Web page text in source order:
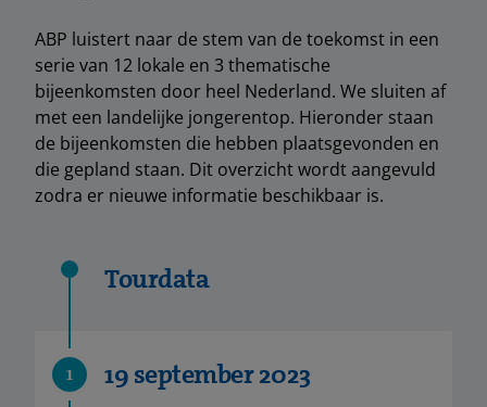
ABP luistert naar de stem van de toekomst in een
serie van 12 lokale en 3 thematische
bijeenkomsten door heel Nederland. We sluiten af
met een landelijke jongerentop. Hieronder staan
de bijeenkomsten die hebben plaatsgevonden en
die gepland staan. Dit overzicht wordt aangevuld
zodra er nieuwe informatie beschikbaar is.
Tourdata
1 19 september 2023